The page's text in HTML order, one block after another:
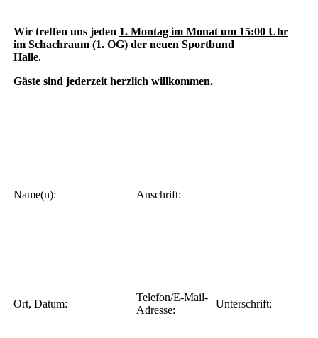
Wir treffen uns jeden 1. Montag im Monat um 15:00 Uhr
im Schachraum (1. OG) der neuen Sportbund
Halle.
Gäste sind jederzeit herzlich willkommen.
Name(n): Anschrift:
Ort, Datum:
Telefon/E-Mail-
Adresse:
Unterschrift: